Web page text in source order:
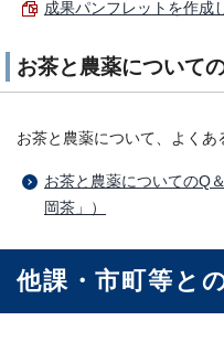
成果パンフレットを作成
お茶と農薬について
お茶と農薬について、よくあ
お茶と農薬についてのQ
岡茶」）
他課・市町等と